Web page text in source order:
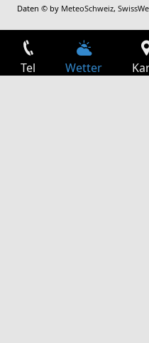
Daten © by MeteoSchweiz,
Tel Wetter